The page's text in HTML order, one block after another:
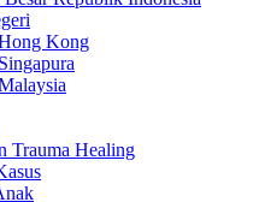
Kong
Trauma Healing